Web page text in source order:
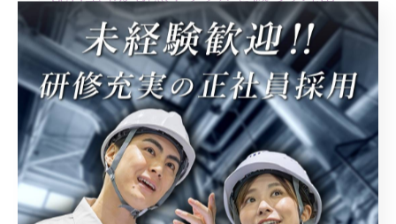
エコ配管工事とは、高性能な断熱材や省エネ設計を取り
入れた配管施工のことを指します。この工事によって断
熱トラブルが減少する主な理由は、配管の熱損失を最小
限に抑えられるからです。従来の配管では外気の影響を
受けやすく、凍結や結露が発生しやすい傾向がありまし
た。
エコ配管工事では、施工時に断熱材を適切に巻き付けた